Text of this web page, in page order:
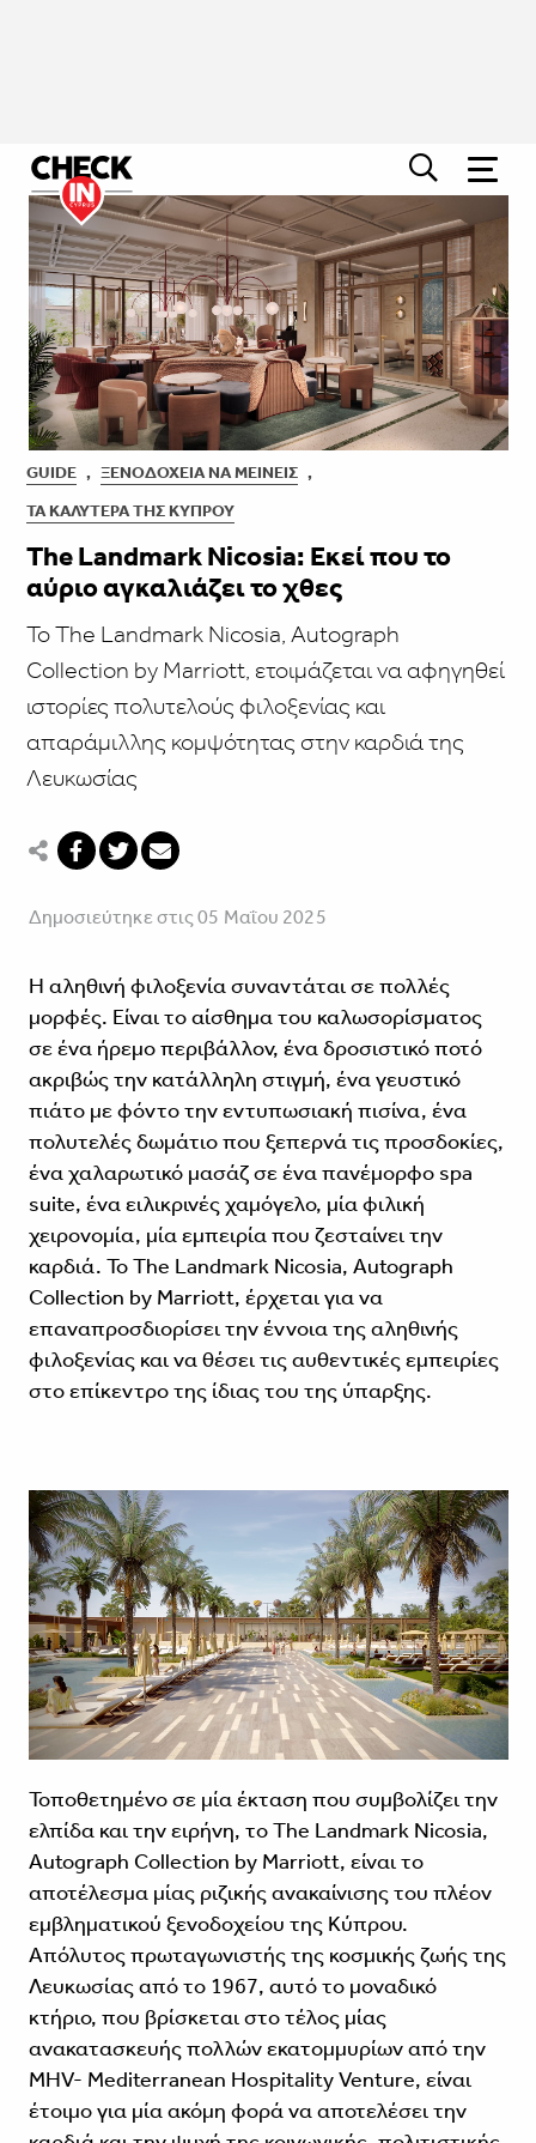
GUIDE , ΞΕΝΟΔΟΧΕΊΑ ΝΑ ΜΕΊΝΕΙΣ ,
ΤΑ ΚΑΛΎΤΕΡΑ ΤΗΣ ΚΎΠΡΟΥ
The Landmark Nicosia: Εκεί που το
αύριο αγκαλιάζει το χθες
Το The Landmark Nicosia, Autograph
Collection by Marriott, ετοιμάζεται να αφηγηθεί
ιστορίες πολυτελούς φιλοξενίας και
απαράμιλλης κομψότητας στην καρδιά της
Λευκωσίας
Δημοσιεύτηκε στις 05 Μαΐου 2025
Η αληθινή φιλοξενία συναντάται σε πολλές
μορφές. Είναι το αίσθημα του καλωσορίσματος
σε ένα ήρεμο περιβάλλον, ένα δροσιστικό ποτό
ακριβώς την κατάλληλη στιγμή, ένα γευστικό
πιάτο με φόντο την εντυπωσιακή πισίνα, ένα
πολυτελές δωμάτιο που ξεπερνά τις προσδοκίες,
ένα χαλαρωτικό μασάζ σε ένα πανέμορφο spa
suite, ένα ειλικρινές χαμόγελο, μία φιλική
χειρονομία, μία εμπειρία που ζεσταίνει την
καρδιά. ΤοThe Landmark Nicosia, Autograph
Collection by Marriott, έρχεται για να
επαναπροσδιορίσει την έννοια της αληθινής
φιλοξενίας και να θέσει τις αυθεντικές εμπειρίες
στο επίκεντρο της ίδιας του της ύπαρξης.
Τοποθετημένο σε μία έκταση που συμβολίζει την
ελπίδα και την ειρήνη, τοThe Landmark Nicosia,
Autograph Collection by Marriott, είναι το
αποτέλεσμα μίας ριζικής ανακαίνισης του πλέον
εμβληματικού ξενοδοχείου της Κύπρου.
Απόλυτος πρωταγωνιστής της κοσμικής ζωής της
Λευκωσίας από το 1967, αυτό το μοναδικό
κτήριο, που βρίσκεται στο τέλος μίας
ανακατασκευής πολλών εκατομμυρίων από την
MHV- Mediterranean Hospitality Venture, είναι
έτοιμο για μία ακόμη φορά να αποτελέσει την